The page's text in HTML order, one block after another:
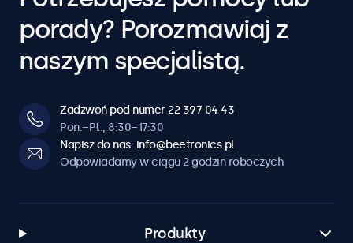
porady? Porozmawiaj z
naszym specjalistą.
Zadzwoń pod numer 22 397 04 43
Pon.–Pt., 8:30–17:30
Napisz do nas: info@beetronics.pl
Odpowiadamy w ciągu 2 godzin roboczych
Produkty